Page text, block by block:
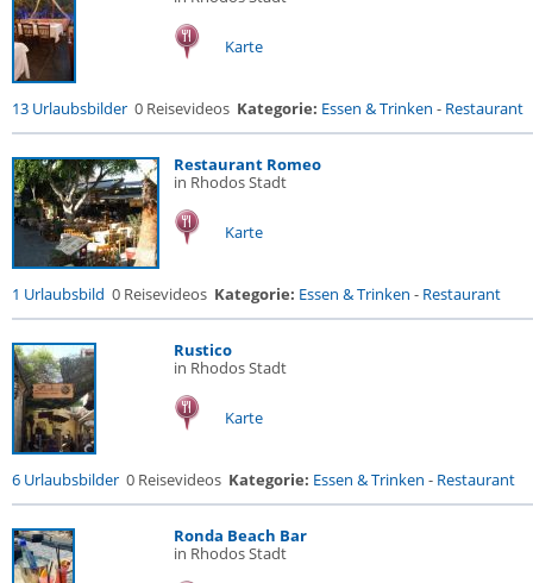
Karte
13 Urlaubsbilder 0 Reisevideos Kategorie: Essen & Trinken - Restaurant
Restaurant Romeo
in Rhodos Stadt
Karte
1 Urlaubsbild 0 Reisevideos Kategorie: Essen & Trinken - Restaurant
Rustico
in Rhodos Stadt
Karte
6 Urlaubsbilder 0 Reisevideos Kategorie: Essen & Trinken - Restaurant
Ronda Beach Bar
in Rhodos Stadt